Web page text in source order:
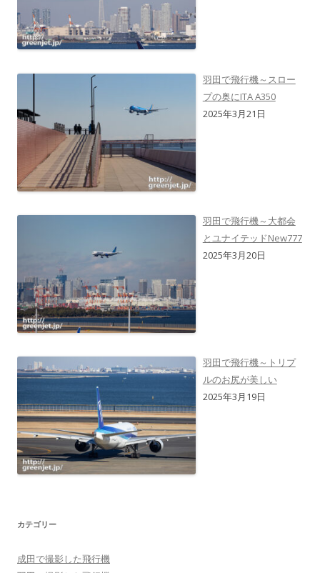
羽田で飛行機～スロー
プの奥にITA A350
2025年3月21日
羽田で飛行機～大都会
とユナイテッドNew777
2025年3月20日
羽田で飛行機～トリプ
ルのお尻が美しい
2025年3月19日
カテゴリー
成田で撮影した飛行機